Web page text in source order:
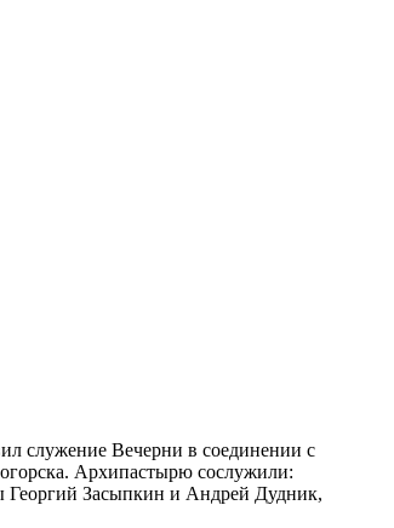
служение Вечерни в соединении с
Архипастырю сослужили:
Георгий Засыпкин и Андрей Дудник,